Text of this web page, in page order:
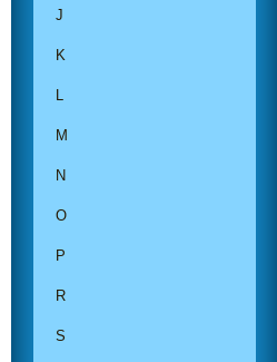
J
K
L
M
N
O
P
R
S